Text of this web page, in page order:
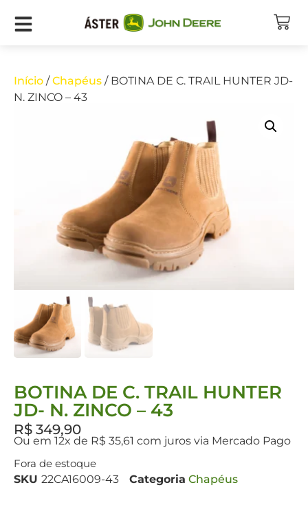
Início /Chapéus / BOTINA DE C. TRAIL HUNTER JD-
N. ZINCO – 43
BOTINA DE C. TRAIL HUNTER
JD- N. ZINCO – 43
R$ 349,90
Ou em 12x de R$ 35,61 com juros via Mercado Pago
Fora de estoque
SKU 22CA16009-43 Categoria Chapéus